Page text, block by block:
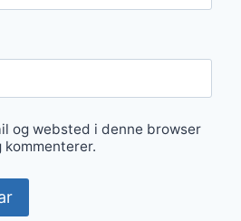
og websted i denne browser